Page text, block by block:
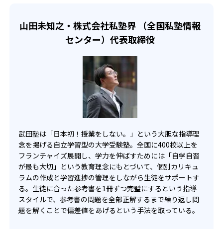
また、効率的に知識を定着させていくことを目的としてお
り、何度も自分自身で問題を解くことを行っている。わか
学習では特に「やってみる」と「できる」の力を伸ばすこ
とが可能。授業はしない！という、今までの概念を覆した
指導方法で、成績アップを目指していくのが最大の特徴。
わかるまで何回も繰り返し行う
方法である。特訓日で不合格だった場合や課題を終わらせ
られなかった場合、その次の週も同じ内容を勉強する。
不合格にならないために、子ども自身も勉強の意識が芽生
え、勉強の習慣も身につけられる。もし特訓日で不合格に
なっても、わからなければ繰り返し行うので、着実に点数
アップを目指せる。やりっぱなしになることはなく、覚え
ないと次に進めないという状況から、子ども自身も勉強に
対する意識も上がる。
い。わかるまで、その内容を繰り返すので、やりっぱなし
になることはない。授業を行わない分、時間が確保され、
テキストを用いて効率的に定期テストの点数を上げられ
高校生
希望の大学に逆転合格を目指したい人向け
高校生では、逆転合格を目指すために頑張りたい人に向い
ている。さらに、多くの問題を解いていくので、自分でイ
い時間は知識を詰め込む時間に充てられるので、子どもに
よってはたくさん覚えることが可能。
高校生にもなると、自分のどこが苦手か考えられる子ども
がほとんど。勉強に危機感をもち、積極的に勉強していけ
る子どもは、武田塾の自立型学習が合っているだろう。
的に子どもの学習進行度を確認する。子ども自身にすべて
任せきるのではなく、管理は教務担当が行ってくれるの
また、電子指導報告書を記入し、学習記録をわかりやすく
しているのもメリットの1つ。子ども自身も自分の理解でき
ていない部分がすぐにわかるので、どこを重点的に勉強す
どんなデメリットがある？
授業をしないので、暗記科目などには適しているだろう
が、数学など計算過程の指導を受けたい人にとっては、授
業しないと理解することは難しい。テキストを読んで、理
解していく方針なので、自主的に理解できる子どもには向
いている。ただ、テキストを読んで理解でき、自宅で自分
でできる人はわざわざ通う必要はない。
また、テスト対策などの授業がない分、やる気のない生徒
にとっては点数があがりにくい。学習診断などでやる気を
千葉大学 - 信州大学
聖マリアンナ医科大学 -
慶応大学
明治大学 - 法政大学 -
学習院大学 - 昭和大学 -
立命館大学 - 関西学院大学 -
山田未知之・株式会社私塾界 （全国私塾情報
センター）代表取締役
武田塾は「日本初！授業をしない。」という大胆な指導理
念を掲げる自立学習型の大学受験塾。全国に400校以上を
フランチャイズ展開し、学力を伸ばすためには「自学自習
が最も大切」という教育理念にもとづいて、個別カリキュ
ラムの作成と学習進捗の管理をしながら生徒をサポートす
る。生徒に合った参考書を1冊ずつ完璧にするという指導
スタイルで、参考書の問題を全部正解するまで繰り返し問
題を解くことで偏差値をあげるという手法を取っている。